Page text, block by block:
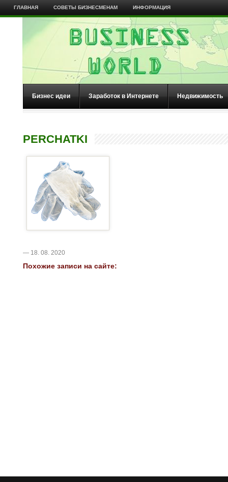
ГЛАВНАЯ СОВЕТЫ БИЗНЕСМЕНАМ ИНФОРМАЦИЯ
Бизнес идеи Заработок в Интернете Недвижимость
PERCHATKI
— 18. 08. 2020
Похожие записи на сайте: